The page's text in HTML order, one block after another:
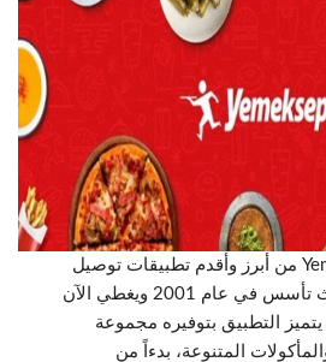
يُعد تطبيق Yemeksepeti من أبرز وأقدم تطبيقات توصيل
الطعام في تركيا، حيث تأسس في عام 2001 ويغطي الآن
التطبيق بتوفيره مجموعة
المتنوعة، بدءاً من